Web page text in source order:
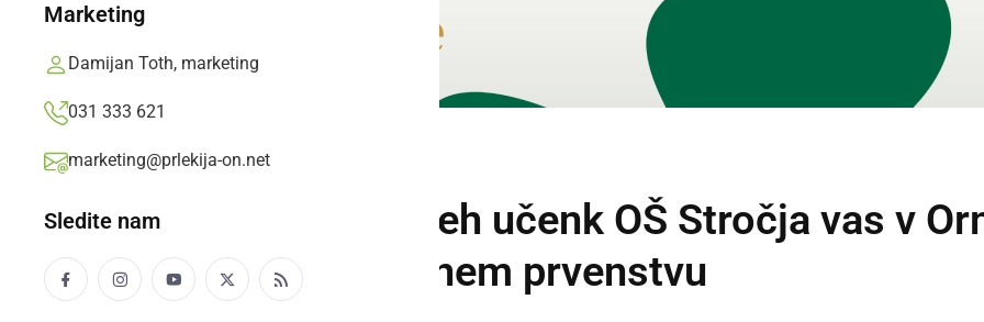
Marketing
Damijan Toth, marketing
031 333 621
marketing@prlekija-on.net
Sledite nam
ŠPORT
Zgodovinski uspeh učenk OŠ Stročja vas v
medalji na državnem prvenstvu